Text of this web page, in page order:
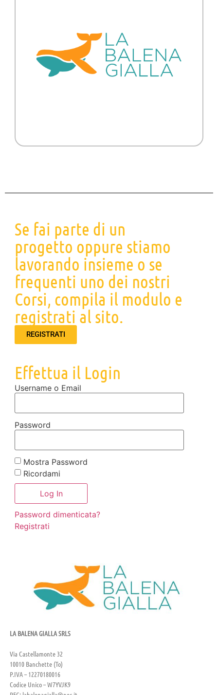
Se fai parte di un
progetto oppure stiamo
lavorando insieme o se
frequenti uno dei nostri
Corsi, compila il modulo e
registrati al sito.
REGISTRATI
Effettua il Login
Username o Email
Password
Mostra Password
Ricordami
Password dimenticata?
Registrati
LA BALENA GIALLA SRLS
Via Castellamonte 32
10010 Banchette (To)
P.IVA – 12270180016
Codice Unico – W7YVJK9